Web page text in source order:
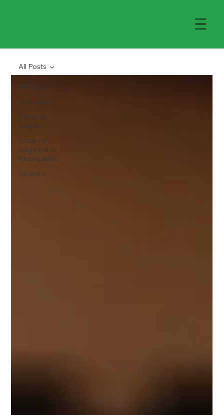
All Posts
Português
Dicas de
viagens
Dicas de
viagem em
Brumadinho
Roteiros
All Posts